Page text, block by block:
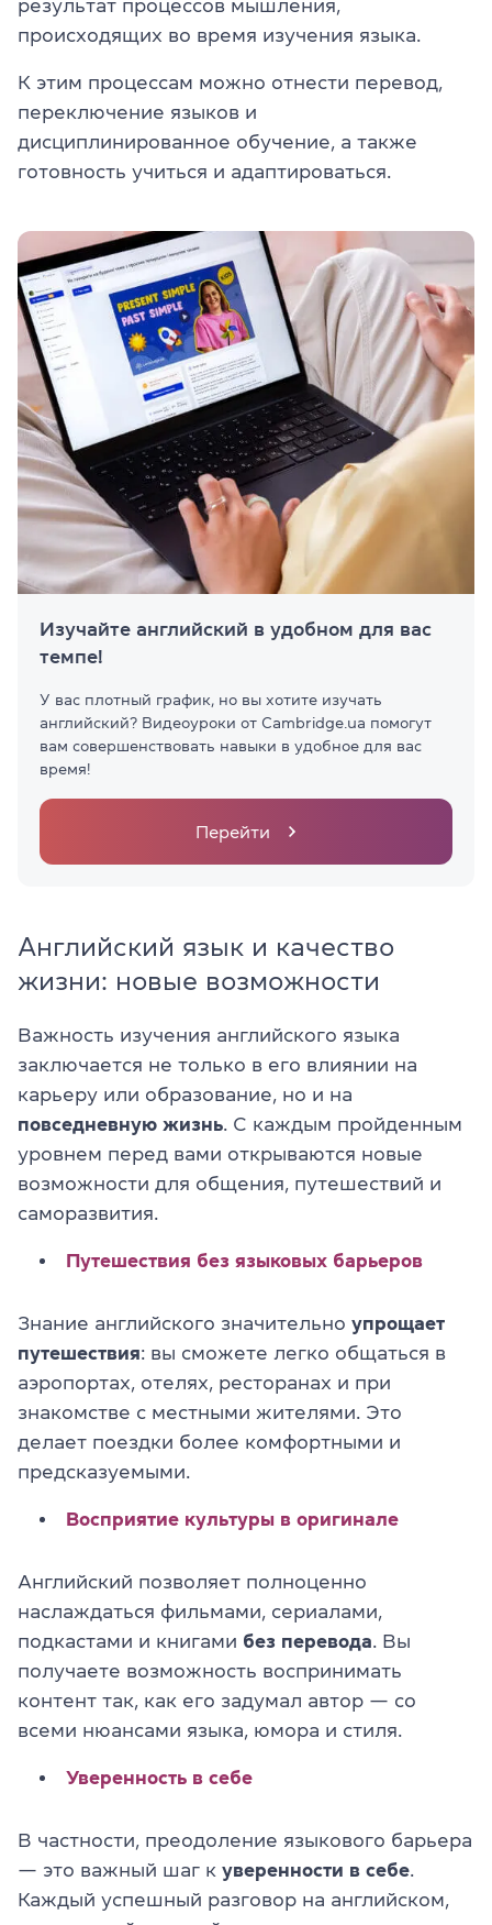
результат процессов мышления,
происходящих во время изучения языка.
К этим процессам можно отнести перевод,
переключение языков и
дисциплинированное обучение, а также
готовность учиться и адаптироваться.
Изучайте английский в удобном для вас
темпе!
У вас плотный график, но вы хотите изучать
английский? Видеоуроки от Cambridge.ua помогут
вам совершенствовать навыки в удобное для вас
время!
Перейти
Английский язык и качество
жизни: новые возможности
Важность изучения английского языка
заключается не только в его влиянии на
карьеру или образование, но и на
повседневную жизнь . С каждым пройденным
уровнем перед вами открываются новые
возможности для общения, путешествий и
саморазвития.
Путешествия без языковых барьеров
Знание английского значительно упрощает
путешествия: вы сможете легко общаться в
аэропортах, отелях, ресторанах и при
знакомстве с местными жителями. Это
делает поездки более комфортными и
предсказуемыми.
Восприятие культуры в оригинале
Английский позволяет полноценно
наслаждаться фильмами, сериалами,
подкастами и книгами без перевода . Вы
получаете возможность воспринимать
контент так, как его задумал автор — со
всеми нюансами языка, юмора и стиля.
Уверенность в себе
В частности, преодоление языкового барьера
— это важный шаг к уверенности в себе
Каждый успешный разговор на английском,